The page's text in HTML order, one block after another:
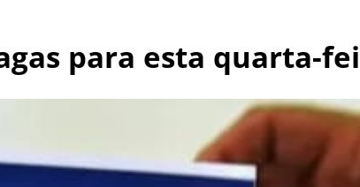
para esta quarta-